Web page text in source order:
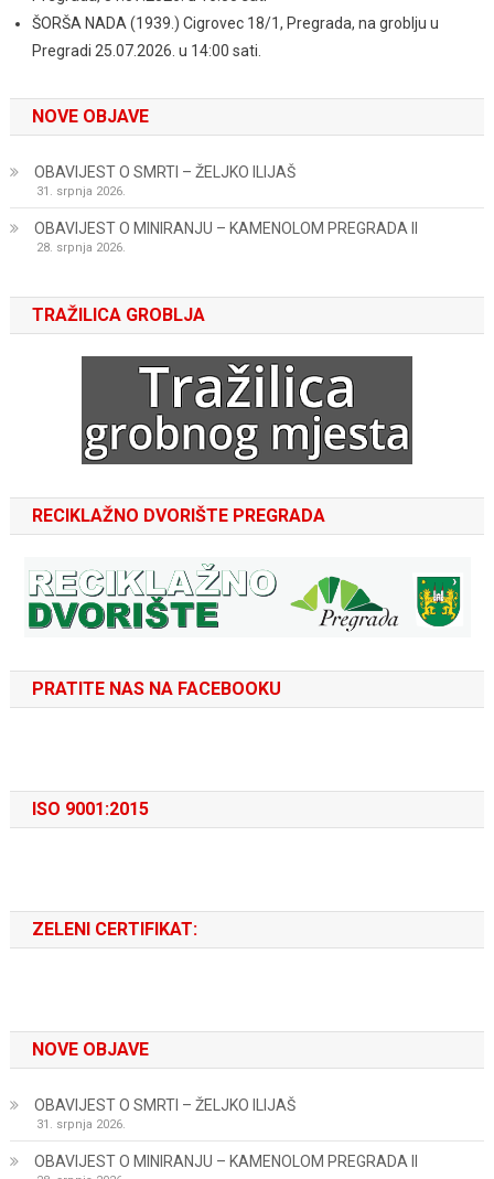
ŠORŠA NADA (1939.) Cigrovec 18/1, Pregrada, na groblju u
Pregradi 25.07.2026. u 14:00 sati.
NOVE OBJAVE
OBAVIJEST O SMRTI – ŽELJKO ILIJAŠ
31. srpnja 2026.
OBAVIJEST O MINIRANJU – KAMENOLOM PREGRADA II
28. srpnja 2026.
TRAŽILICA GROBLJA
RECIKLAŽNO DVORIŠTE PREGRADA
PRATITE NAS NA FACEBOOKU
ISO 9001:2015
ZELENI CERTIFIKAT:
NOVE OBJAVE
OBAVIJEST O SMRTI – ŽELJKO ILIJAŠ
31. srpnja 2026.
OBAVIJEST O MINIRANJU – KAMENOLOM PREGRADA II